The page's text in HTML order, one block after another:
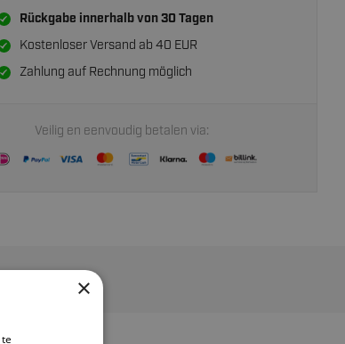
Rückgabe innerhalb von30 Tagen
Kostenloser Versand ab 40 EUR
Zahlung auf Rechnung möglich
Veilig en eenvoudig betalen via:
×